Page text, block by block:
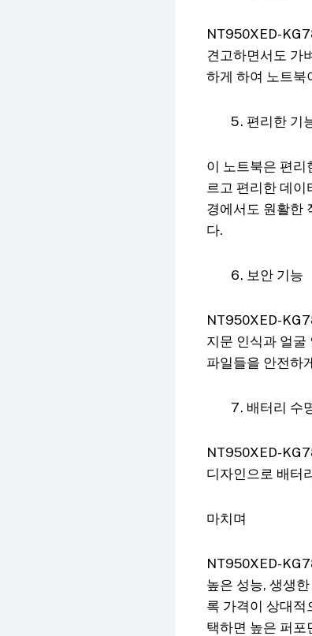
NT950XED-
견고하면서도 가
하게 하여 노트북
편리한 기
이 노트북은 편
르고 편리한 데
경에서도 원활한
다.
보안 기능
NT950XED-
지문 인식과 얼굴
파일들을 안전하
배터리 수
NT950XED-
디자인으로 배터
마치며
NT950XED-
높은 성능, 생생
록 가격이 상대
택하면 높은 퍼포